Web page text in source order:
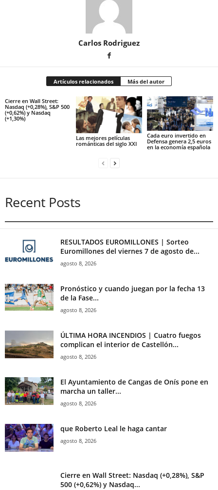
Carlos Rodriguez
Artículos relacionados Más del autor
Cierre en Wall Street:
Nasdaq (+0,28%), S&P 500
(+0,62%) y Nasdaq
(+1,30%)
Las mejores películas
románticas del siglo XXI
Cada euro invertido en
Defensa genera 2,5 euros
en la economía española
Recent Posts
RESULTADOS EUROMILLONES | Sorteo
Euromillones del viernes 7 de agosto de...
agosto 8, 2026
Pronóstico y cuando juegan por la fecha 13
de la Fase...
agosto 8, 2026
ÚLTIMA HORA INCENDIOS | Cuatro fuegos
complican el interior de Castellón...
agosto 8, 2026
El Ayuntamiento de Cangas de Onís pone en
marcha un taller...
agosto 8, 2026
que Roberto Leal le haga cantar
agosto 8, 2026
Cierre en Wall Street: Nasdaq (+0,28%), S&P
500 (+0,62%) y Nasdaq...